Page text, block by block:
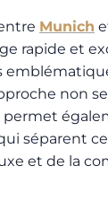
Munich
rapide et
non
permet
séparent
et de la